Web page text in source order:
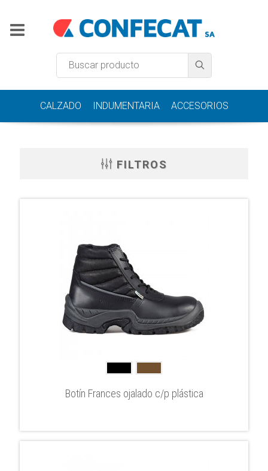
CALZADO INDUMENTARIA ACCESORIOS
FILTROS
Botín Frances ojalado c/p plástica